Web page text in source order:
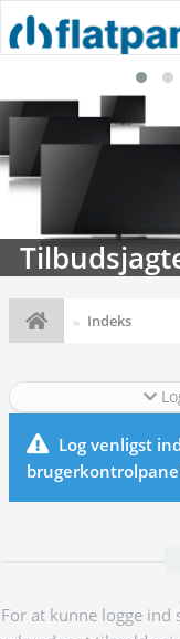
Indeks
Log venligst
For at kunne logge